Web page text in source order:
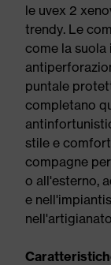
le uvex 2
trendy. Le
come la
puntale
completano
stile e
compagne
o all'esterno,
e